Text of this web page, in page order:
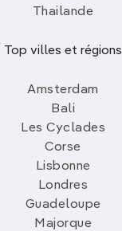
Thailande
Top villes et régions
Amsterdam
Bali
Les Cyclades
Corse
Lisbonne
Londres
Guadeloupe
Majorque